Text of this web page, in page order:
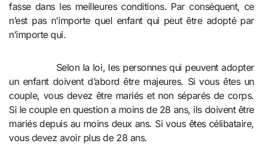
fasse dans les meilleures conditions. Par conséquent, ce
n’est pas n’importe quel enfant qui peut être adopté par
n’importe qui.
Selon la loi, les personnes qui peuvent adopter
un enfant doivent d’abord être majeures. Si vous êtes un
couple, vous devez être mariés et non séparés de corps.
Si le couple en question a moins de 28 ans, ils doivent être
mariés depuis au moins deux ans. Si vous êtes célibataire,
vous devez avoir plus de 28 ans.